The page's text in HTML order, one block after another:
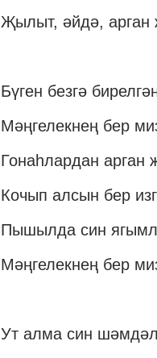
Җылыт, әйдә, арган
Бүген безгә
Мәңгелекнең бер
Гонаһлардан арган
Кочып алсын бер
Пышылда син
Мәңгелекнең бер
Ут алма син